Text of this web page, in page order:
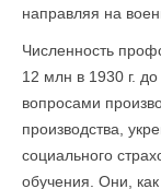
направляя на
Численность
12 млн в 1930 г.
вопросами
производства,
социального
обучения. Они,